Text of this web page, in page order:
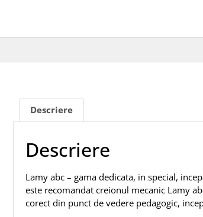
Descriere
Descriere
Lamy abc – gama dedicata, in special,
este recomandat creionul mecanic Lamy
corect din punct de vedere pedagogic,